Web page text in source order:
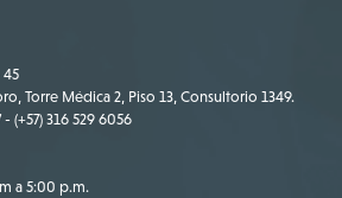
45
Torre Médica 2, Piso 13, Consultorio 1349.
- (+57) 316 529 6056
a 5:00 p.m.